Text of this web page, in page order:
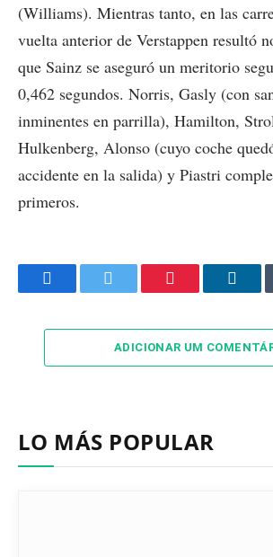
(Williams). Mientras tanto, en las
vuelta anterior de Verstappen resultó
que Sainz se aseguró un meritorio
0,462 segundos. Norris, Gasly (con
inminentes en parrilla), Hamilton,
Hulkenberg, Alonso (cuyo coche
accidente en la salida) y Piastri
primeros.
FacebookTwitter Pinterest
ADICIONAR UM
LO MÁS POPULAR